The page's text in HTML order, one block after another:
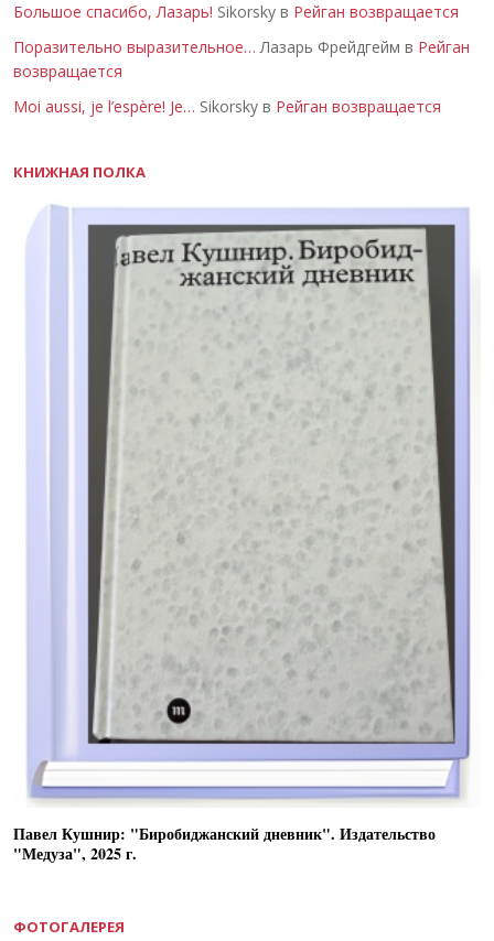
Большое спасибо, Лазарь! Sikorsky в Рейган возвращается
Поразительно выразительное… Лазарь Фрейдгейм в Рейган
возвращается
Moi aussi, je l’espère! Je… Sikorsky в Рейган возвращается
КНИЖНАЯ ПОЛКА
Павел Кушнир: "Биробиджанский дневник". Издательство
"Медуза", 2025 г.
ФОТОГАЛЕРЕЯ